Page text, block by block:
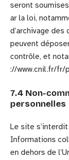
seront
ar la loi,
d’archivage
peuvent
contrôle, et
://www.cnil.fr/fr/
7.4 Non-
personnelles
Le site
Informations
en dehors de